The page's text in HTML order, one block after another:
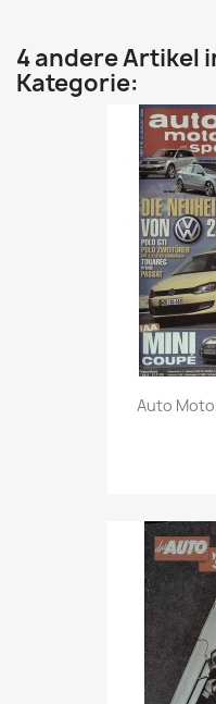
4 andere Artikel
Kategorie:

Auto